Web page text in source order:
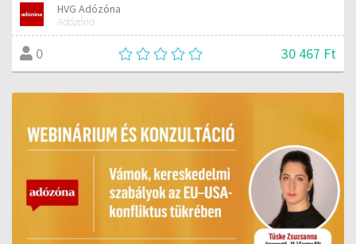
HVG Adózóna
Adózóna
0 30 467 Ft